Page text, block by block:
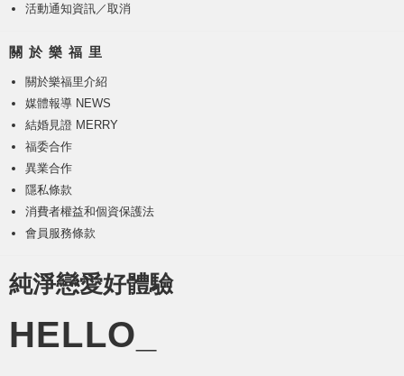
活動通知資訊／取消
關 於 樂 福 里
關於樂福里介紹
媒體報導 NEWS
結婚見證 MERRY
福委合作
異業合作
隱私條款
消費者權益和個資保護法
會員服務條款
純淨戀愛好體驗
HELLO_